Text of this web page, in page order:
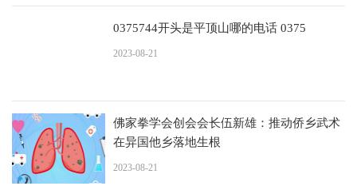
0375744开头是平顶山哪的电话 0375
2023-08-21
佛家拳学会创会会长伍新雄：推动侨乡武术
在异国他乡落地生根
2023-08-21